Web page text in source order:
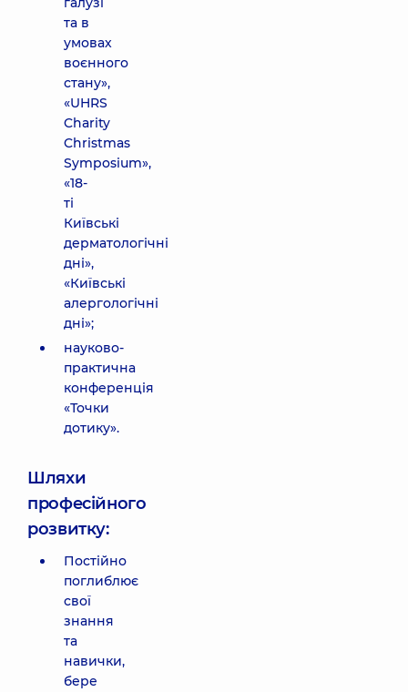
та в
умовах
воєнного
стану»,
«UHRS
Charity
Christmas
Symposium»,
«18-
ті
Київські
дерматологічні
дні»,
«Київські
алергологічні
дні»;
науково-
практична
конференція
«Точки
дотику».
Шляхи
професійного
розвитку:
Постійно
поглиблює
свої
знання
та
навички,
бере